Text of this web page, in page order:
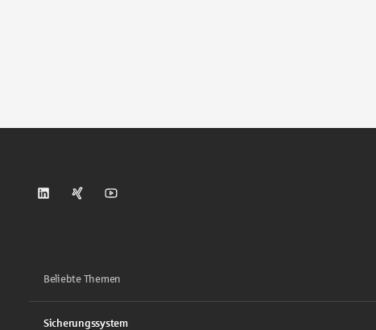
DSGV auf LinkedIn
DSGV auf XingDSGV auf Youtube
Beliebte Themen
Sicherungssystem